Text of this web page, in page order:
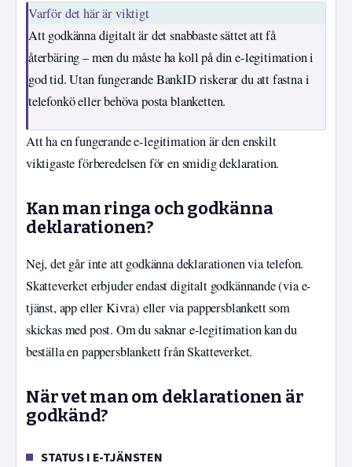
Varför det här är viktigt
Att godkänna digitalt är det snabbaste sättet att få
återbäring – men du måste ha koll på din e-legitimation i
god tid. Utan fungerande BankID riskerar du att fastna i
telefonkö eller behöva posta blanketten.
Att ha en fungerande e-legitimation är den enskilt
viktigaste förberedelsen för en smidig deklaration.
Kan man ringa och godkänna
deklarationen?
Nej, det går inte att godkänna deklarationen via telefon.
Skatteverket erbjuder endast digitalt godkännande (via e-
tjänst, app eller Kivra) eller via pappersblankett som
skickas med post. Om du saknar e-legitimation kan du
beställa en pappersblankett från Skatteverket.
När vet man om deklarationen är
godkänd?
STATUS I E-TJÄNSTEN